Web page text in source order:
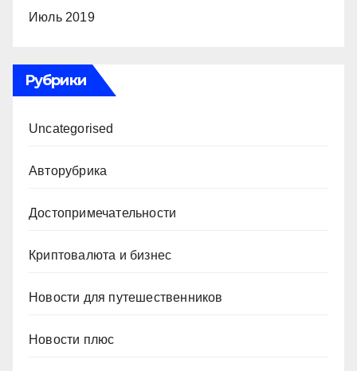
Июль 2019
Рубрики
Uncategorised
Авторубрика
Достопримечательности
Криптовалюта и бизнес
Новости для путешественников
Новости плюс